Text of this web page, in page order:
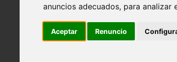
anuncios adecuados, para
Aceptar Renuncio